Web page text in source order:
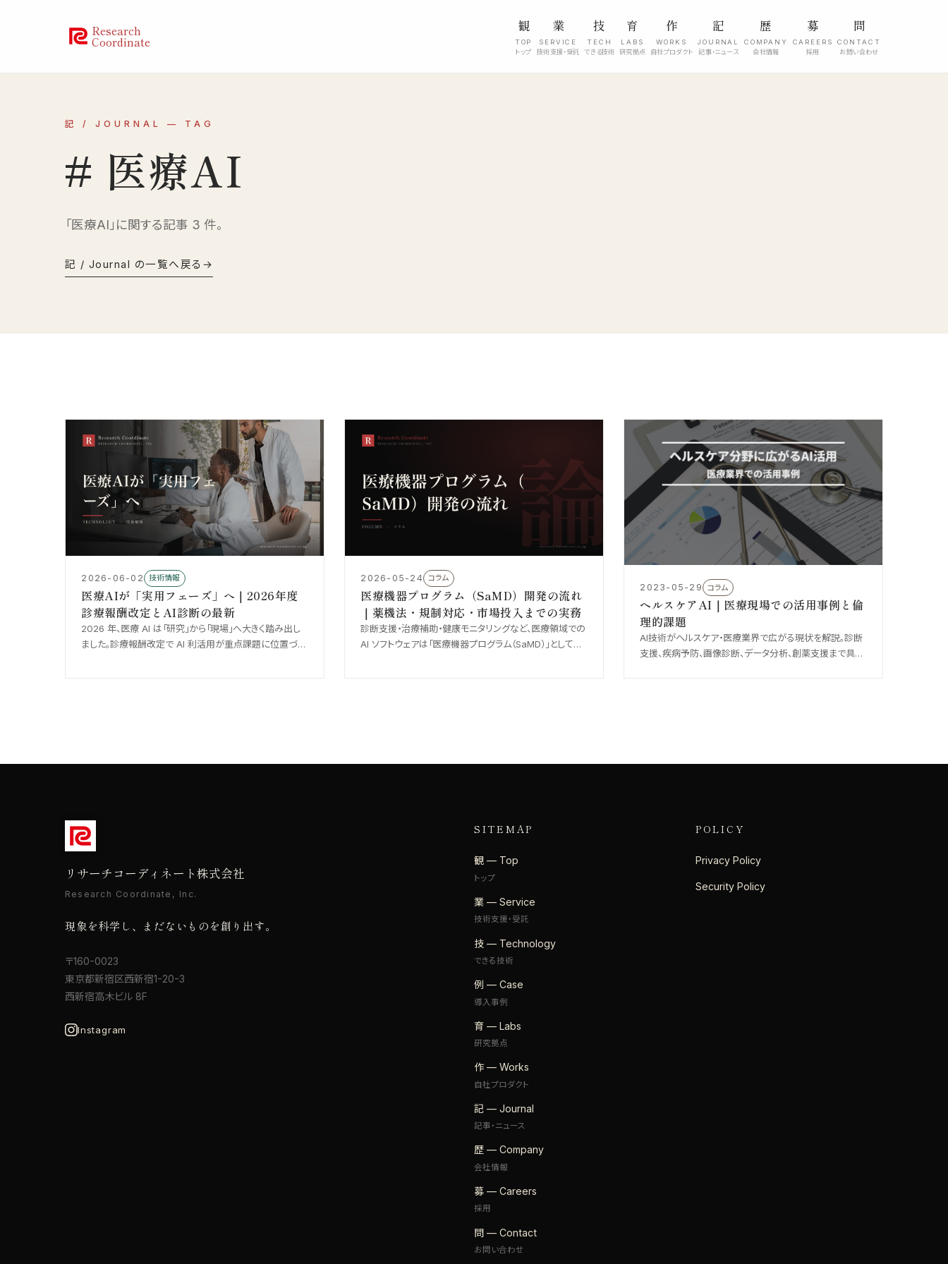
Research
Coordinate
観
TOP
トップ
業
SERVICE
技術支援・受託
技
TECH
できる技術
育
LABS
研究拠点
作
WORKS
自社プロダクト
記
JOURNAL
記事・ニュース
歴
COMPANY
会社情報
募
CAREERS
採用
問
CONTACT
お問い合わせ
記 / JOURNAL — TAG
# 医療AI
「医療AI」に関する記事 3 件。
記 / Journal の一覧へ戻る
2026-06-02 技術情報
医療AIが「実用フェーズ」へ｜2026年度
診療報酬改定とAI診断の最新
2026 年、医療 AI は「研究」から「現場」へ大きく踏み出し
ました。診療報酬改定で AI 利活用が重点課題に位置づけ
2026-05-24 コラム
医療機器プログラム（SaMD）開発の流れ
｜薬機法・規制対応・市場投入までの実務
診断支援・治療補助・健康モニタリングなど、医療領域での
AI ソフトウェアは「医療機器プログラム（SaMD）」として薬
2023-05-29 コラム
ヘルスケアAI｜医療現場での活用事例と倫
理的課題
AI技術がヘルスケア・医療業界で広がる現状を解説。診断
支援、疾病予防、画像診断、データ分析、創薬支援まで具体
リサーチコーディネート株式会社
Research Coordinate, Inc.
現象を科学し、まだないものを創り出す。
〒160-0023
東京都新宿区西新宿1-20-3
西新宿高木ビル 8F
Instagram
SITEMAP
観 — Top
トップ
業 — Service
技術支援・受託
技 — Technology
できる技術
例 — Case
導入事例
育 — Labs
研究拠点
作 — Works
自社プロダクト
記 — Journal
記事・ニュース
歴 — Company
会社情報
募 — Careers
採用
問 — Contact
お問い合わせ
POLICY
Privacy Policy
Security Policy